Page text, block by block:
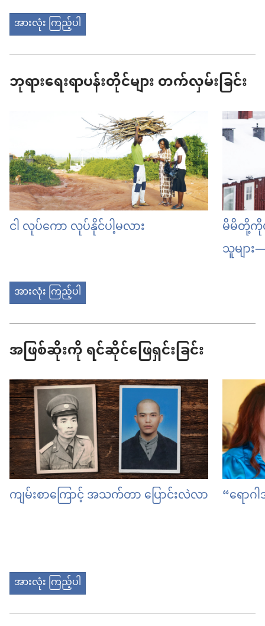
အားလုံး ကြည့်ပါ
ဘုရားရေးရာ​ပန်းတိုင်များ တက်လှမ်းခြင်း
ငါ လုပ်ကော လုပ်နိုင်ပါ့မလား
မိမိတို့
သူများ
အားလုံး ကြည့်ပါ
အဖြစ်ဆိုးကို ရင်ဆိုင်ဖြေရှင်းခြင်း
ကျမ်းစာကြောင့် အသက်တာ ပြောင်းလဲလာ “ရော
အားလုံး ကြည့်ပါ